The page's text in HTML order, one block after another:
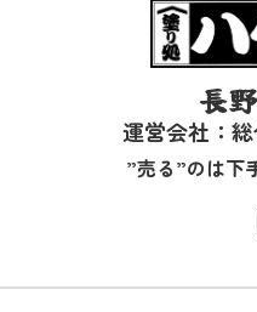
長
運営会社：
”売る”のは下